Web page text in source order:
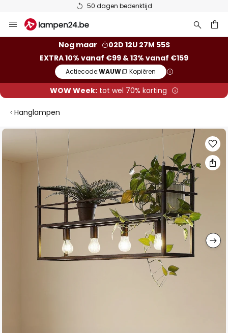
naar
Nog maar
02D 12U 27M 55S
EXTRA 10% vanaf €99 & 13% vanaf €159
Actiecode:WAUW Kopiëren
WOW Week:tot wel 70% korting
Hanglampen
Ga
het
afbeeldingen-